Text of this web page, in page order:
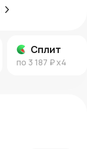
Сплит
по 3 187 ₽x4